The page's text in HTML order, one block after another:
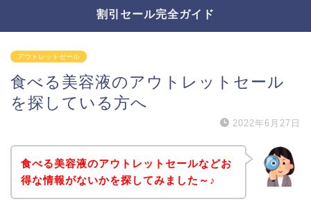
割引セール完全ガイド
アウトレットセール
食べる美容液のアウトレットセール
を探している方へ
2022年6月27日
食べる美容液のアウトレットセールなどお
得な情報がないかを探してみました～♪